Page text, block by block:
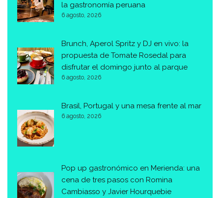
la gastronomía peruana
6 agosto, 2026
Brunch, Aperol Spritz y DJ en vivo: la
propuesta de Tomate Rosedal para
disfrutar el domingo junto al parque
6 agosto, 2026
Brasil, Portugal y una mesa frente al mar
6 agosto, 2026
Pop up gastronómico en Merienda: una
cena de tres pasos con Romina
Cambiasso y Javier Hourquebie